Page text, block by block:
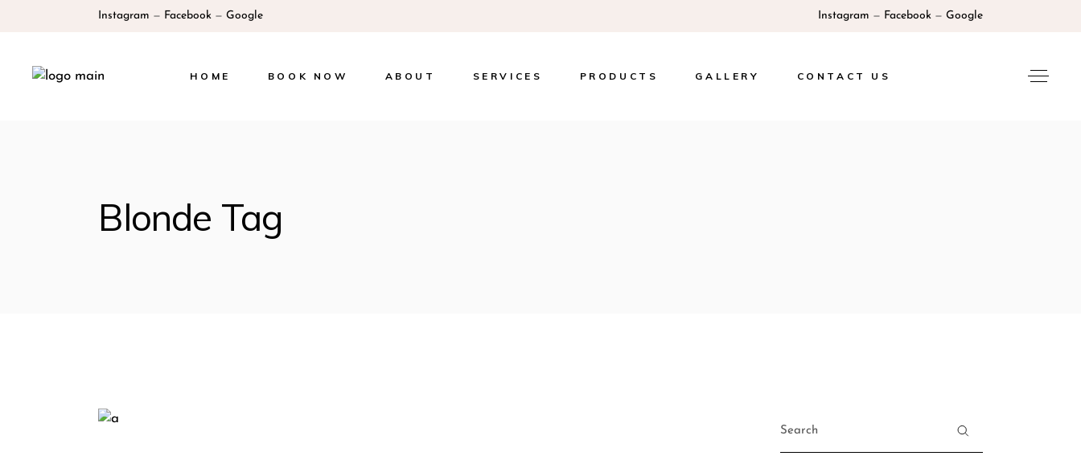
Instagram — Facebook — Google Instagram — Facebook — Google
HOME BOOK NOW ABOUT SERVICES PRODUCTS GALLERY CONTACT US
Blonde Tag
for: